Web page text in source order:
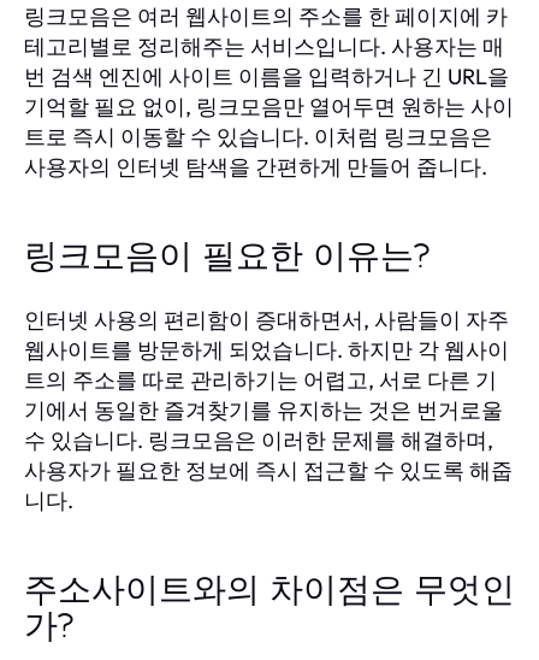
링크모음은 여러 웹사이트의 주소를 한 페이지에 카
테고리별로 정리해주는 서비스입니다. 사용자는 매
번 검색 엔진에 사이트 이름을 입력하거나 긴 URL을
기억할 필요 없이, 링크모음만 열어두면 원하는 사이
트로 즉시 이동할 수 있습니다. 이처럼 링크모음은
사용자의 인터넷 탐색을 간편하게 만들어 줍니다.
링크모음이 필요한 이유는?
인터넷 사용의 편리함이 증대하면서, 사람들이 자주
웹사이트를 방문하게 되었습니다. 하지만 각 웹사이
트의 주소를 따로 관리하기는 어렵고, 서로 다른 기
기에서 동일한 즐겨찾기를 유지하는 것은 번거로울
수 있습니다. 링크모음은 이러한 문제를 해결하며,
사용자가 필요한 정보에 즉시 접근할 수 있도록 해줍
니다.
주소사이트와의 차이점은 무엇인
가?